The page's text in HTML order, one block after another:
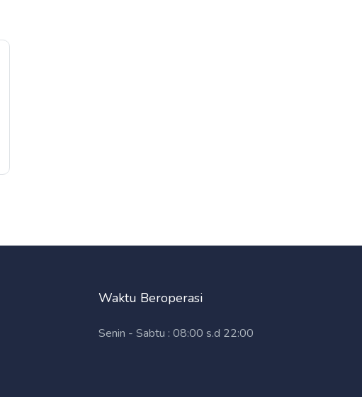
Waktu Beroperasi
Senin - Sabtu : 08:00 s.d 22:00